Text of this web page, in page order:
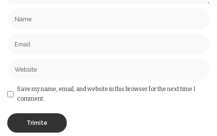
Save my name, email, and website in this browser for the next time I
comment.